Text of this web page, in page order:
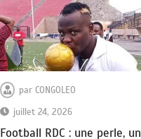
par CONGOLEO
juillet 24, 2026
Football RDC : une perle, un